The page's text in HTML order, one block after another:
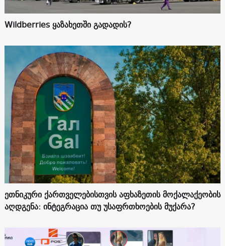
Wildberries ყაზახეთში გადადის?
ეთნიკური ქართველებისთვის აფხაზეთის მოქალაქეობის
აღდგენა: ინტეგრაცია თუ უსაფრთხოების მუქარა?